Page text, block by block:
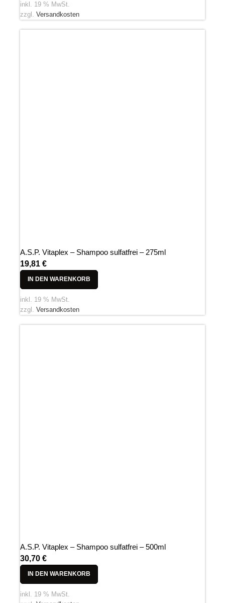
inkl. 19 % MwSt.
zzgl. Versandkosten
A.S.P. Vitaplex – Shampoo sulfatfrei – 275ml
19,81 €
IN DEN WARENKORB
inkl. 19 % MwSt.
zzgl. Versandkosten
A.S.P. Vitaplex – Shampoo sulfatfrei – 500ml
30,70 €
IN DEN WARENKORB
inkl. 19 % MwSt.